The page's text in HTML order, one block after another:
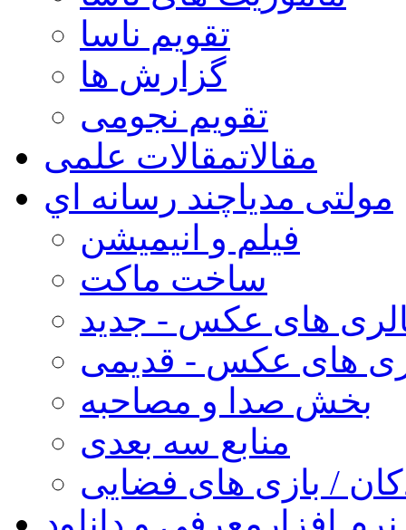
تقویم ناسا
گزارش ها
تقویم نجومی
مقالاتمقالات علمی
مولتی مدیاچند رسانه اي
فیلم و انیمیشن
ساخت ماکت
های عکس - جدید
های عکس - قدیمی
بخش صدا و مصاحبه
منابع سه بعدی
/ بازی های فضایی